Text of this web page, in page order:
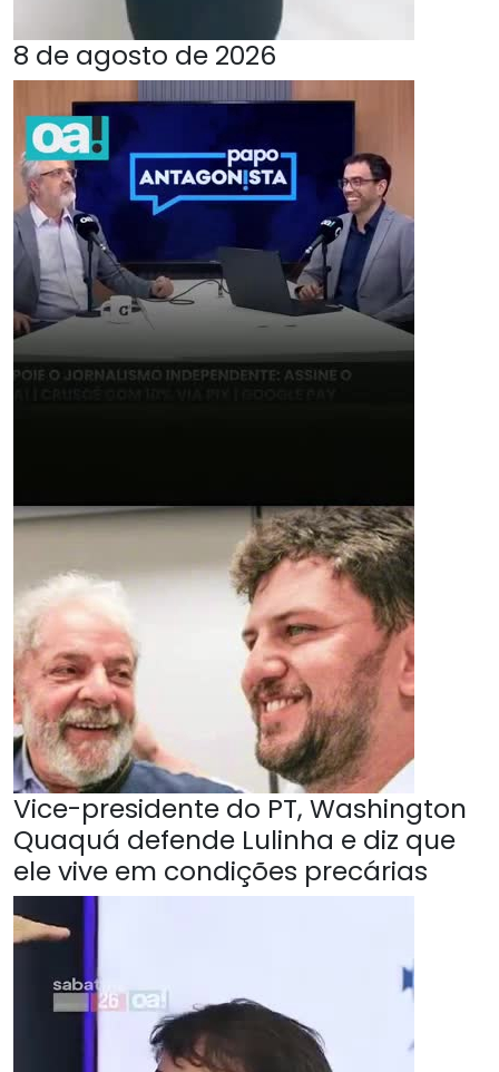
8 de agosto de 2026
Vice-presidente do PT, Washington
Quaquá defende Lulinha e diz que
ele vive em condições precárias